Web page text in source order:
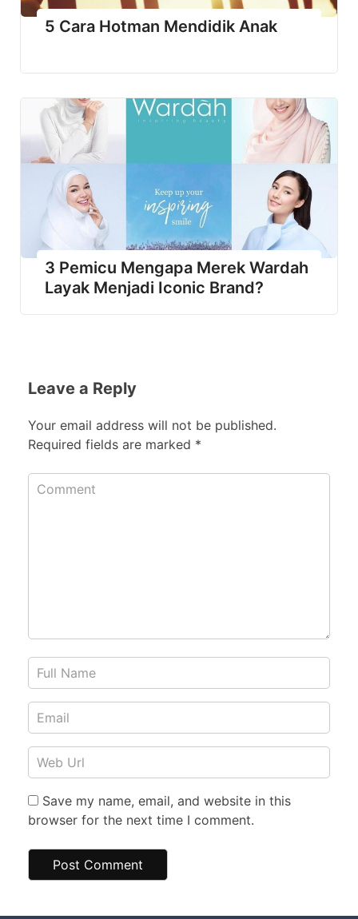
5 Cara Hotman Mendidik Anak
3 Pemicu Mengapa Merek Wardah
Layak Menjadi Iconic Brand?
Leave a Reply
Your email address will not be published.
Required fields are marked *
Save my name, email, and website in this
browser for the next time I comment.